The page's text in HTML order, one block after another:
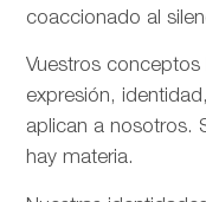
coaccionado al
Vuestros
expresión,
aplican a nosotros.
hay materia.